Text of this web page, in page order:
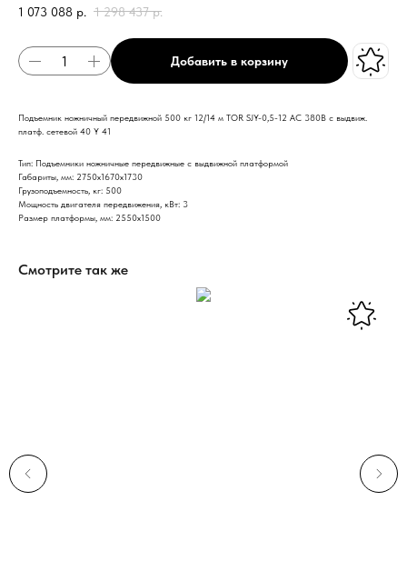
1 073 088 р. 1 298 437 р.
Добавить в корзину
Подъемник ножничный передвижной 500 кг 12/14 м TOR SJY-0,5-12 AC 380В с выдвиж.
платф. сетевой 40 Y 41
Тип: Подъемники ножничные передвижные с выдвижной платформой
Габариты, мм: 2750х1670х1730
Грузоподъемность, кг: 500
Мощность двигателя передвижения, кВт: 3
Размер платформы, мм: 2550х1500
Смотрите так же